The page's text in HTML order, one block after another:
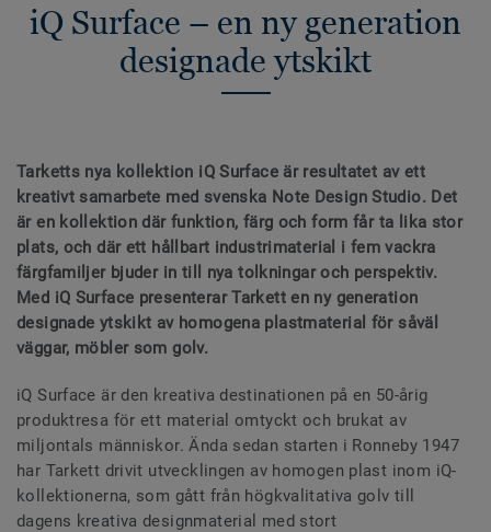
iQ Surface – en ny generation
designade ytskikt
Tarketts nya kollektion iQ Surface är resultatet av ett
kreativt samarbete med svenska Note Design Studio. Det
är en kollektion där funktion, färg och form får ta lika stor
plats, och där ett hållbart industrimaterial i fem vackra
färgfamiljer bjuder in till nya tolkningar och perspektiv.
Med iQ Surface presenterar Tarkett en ny generation
designade ytskikt av homogena plastmaterial för såväl
väggar, möbler som golv.
iQ Surface är den kreativa destinationen på en 50-årig
produktresa för ett material omtyckt och brukat av
miljontals människor. Ända sedan starten i Ronneby 1947
har Tarkett drivit utvecklingen av homogen plast inom iQ-
kollektionerna, som gått från högkvalitativa golv till
dagens kreativa designmaterial med stort